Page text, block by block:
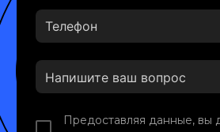
Предоставляя данные, вы